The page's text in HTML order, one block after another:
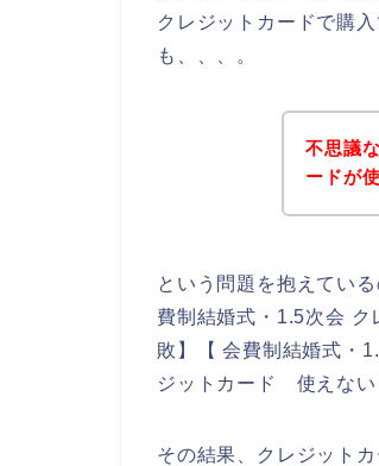
クレジットカードで購
も、、、。
不思議
ードが
という問題を抱えてい
費制結婚式・1.5次会
敗】【 会費制結婚式・
ジットカード 使えない
その結果、クレジット